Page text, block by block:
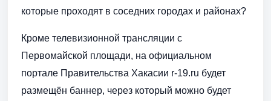
которые проходят в соседних городах и районах?
Кроме телевизионной трансляции с
Первомайской площади, на официальном
портале Правительства Хакасии r-19.ru будет
размещён баннер, через который можно будет